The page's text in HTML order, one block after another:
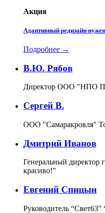
Акция
Адаптивный редизайн
Подробнее →
В.Ю. Рябов
Директор ООО "НПО
Сергей В.
ООО "Самаракровля"
Дмитрий Иванов
Генеральный
красиво!”
Евгений Спицын
Руководитель “Свет63”